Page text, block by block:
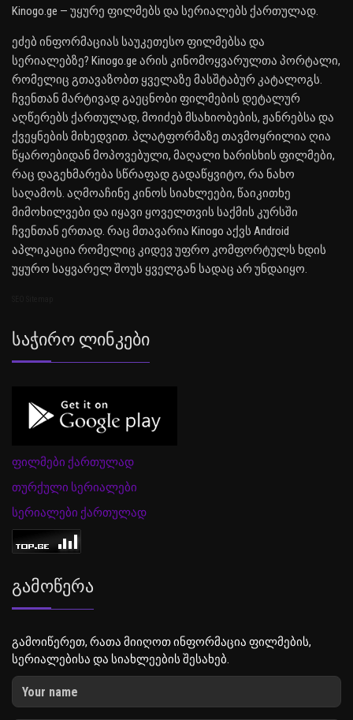
Kinogo.ge — უყურე ფილმებს და სერიალებს ქართულად.
ეძებ ინფორმაციას საუკეთესო ფილმებსა და
სერიალებზე? Kinogo.ge არის კინომოყვარულთა პორტალი,
რომელიც გთავაზობთ ყველაზე მასშტაბურ კატალოგს.
ჩვენთან მარტივად გაეცნობი ფილმების დეტალურ
აღწერებს ქართულად, მოიძებ მსახიობების, ჟანრებსა და
ქვეყნების მიხედვით. პლატფორმაზე თავმოყრილია ღია
წყაროებიდან მოპოვებული, მაღალი ხარისხის ფილმები,
რაც დაგეხმარება სწრაფად გადაწყვიტო, რა ნახო
საღამოს. აღმოაჩინე კინოს სიახლეები, წაიკითხე
მიმოხილვები და იყავი ყოველთვის საქმის კურსში
ჩვენთან ერთად. რაც მთავარია Kinogo აქვს Android
აპლიკაცია რომელიც კიდევ უფრო კომფორტულს ხდის
უყურო საყვარელ შოუს ყველგან სადაც არ უნდაიყო.
Საჭირო Ლინკები
ფილმები ქართულად
თურქული სერიალები
სერიალები ქართულად
Გამოწერა
გამოიწერეთ, რათა მიიღოთ ინფორმაცია ფილმების,
სერიალებისა და სიახლეების შესახებ.